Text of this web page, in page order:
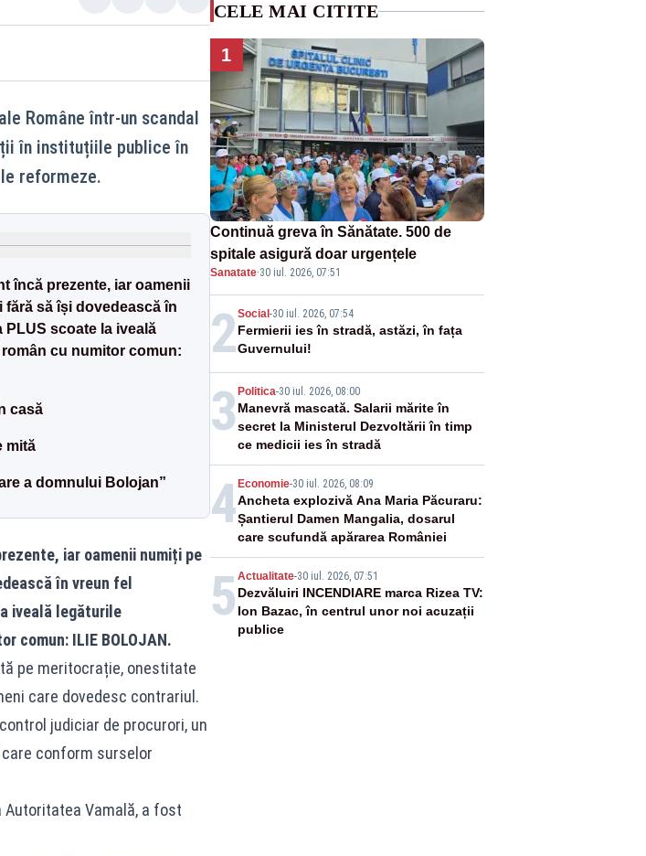
Române într-un scandal
în instituțiile publice în
reformeze.
încă prezente, iar oamenii
să își dovedească în
scoate la iveală
cu numitor comun:
casă
mită
a domnului Bolojan”
iar oamenii numiți pe
în vreun fel
iveală legăturile
comun: ILIE BOLOJAN.
pe meritocrație, onestitate
care dovedesc contrariul.
judiciar de procurori, un
conform surselor
Vamală, a fost
CELE MAI CITITE
1
Continuă greva în Sănătate. 500 de
spitale asigură doar urgențele
Sanatate·30 iul. 2026, 07:51
2Social -30 iul. 2026, 07:54
Fermierii ies în stradă, astăzi, în fața
Guvernului!
3 Politica-30 iul. 2026, 08:00
Manevră mascată. Salarii mărite în
secret la Ministerul Dezvoltării în timp
ce medicii ies în stradă
4 Economie-30 iul. 2026, 08:09
Ancheta explozivă Ana Maria Păcuraru:
Șantierul Damen Mangalia, dosarul
care scufundă apărarea României
5 Actualitate-30 iul. 2026, 07:51
Dezvăluiri INCENDIARE marca Rizea TV:
Ion Bazac, în centrul unor noi acuzații
publice